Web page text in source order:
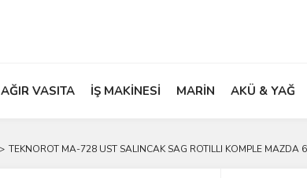
AĞIR VASITA İŞ MAKİNESİ MARİN AKÜ & YAĞ
TEKNOROT MA-728 UST SALINCAK SAG ROTILLI KOMPLE